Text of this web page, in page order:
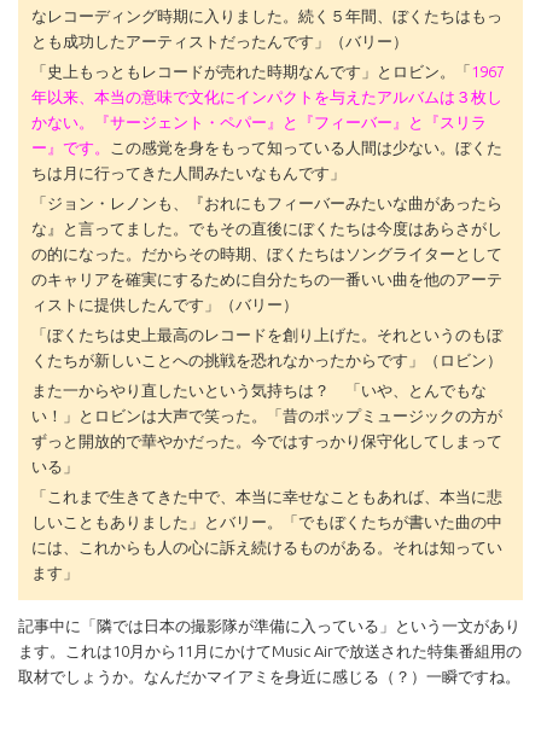
なレコーディング時期に入りました。続く５年間、ぼくたちはもっ
とも成功したアーティストだったんです」（バリー）
「史上もっともレコードが売れた時期なんです」とロビン。「 1967
年以来、本当の意味で文化にインパクトを与えたアルバムは３枚し
かない。『サージェント・ペパー』と『フィーバー』と『スリラ
ー』です。
この感覚を身をもって知っている人間は少ない。ぼくた
ちは月に行ってきた人間みたいなもんです」
「ジョン・レノンも、『おれにもフィーバーみたいな曲があったら
な』と言ってました。でもその直後にぼくたちは今度はあらさがし
の的になった。だからその時期、ぼくたちはソングライターとして
のキャリアを確実にするために自分たちの一番いい曲を他のアーテ
ィストに提供したんです」（バリー）
「ぼくたちは史上最高のレコードを創り上げた。それというのもぼ
くたちが新しいことへの挑戦を恐れなかったからです」（ロビン）
また一からやり直したいという気持ちは？ 「いや、とんでもな
い！」とロビンは大声で笑った。「昔のポップミュージックの方が
ずっと開放的で華やかだった。今ではすっかり保守化してしまって
いる」
「これまで生きてきた中で、本当に幸せなこともあれば、本当に悲
しいこともありました」とバリー。「でもぼくたちが書いた曲の中
には、これからも人の心に訴え続けるものがある。それは知ってい
ます」
記事中に「隣では日本の撮影隊が準備に入っている」という一文があり
ます。これは10月から11月にかけてMusic Airで放送された特集番組用の
取材でしょうか。なんだかマイアミを身近に感じる（？）一瞬ですね。